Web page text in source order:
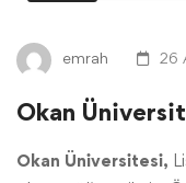
emrah 26
Okan
Okan Üniversitesi,